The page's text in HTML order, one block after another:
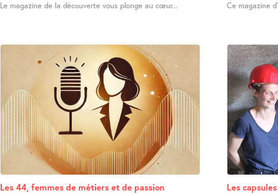
Le magazine de la découverte vous plonge au cœur... Ce magazine
Les 44, femmes de métiers et de passion Les